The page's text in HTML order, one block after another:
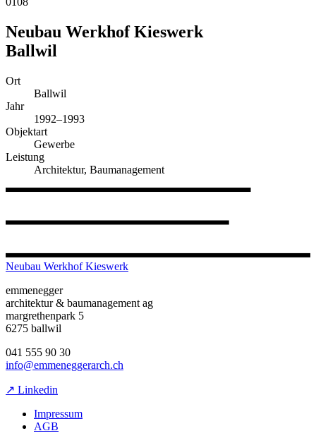
Neubau Werkhof Kieswerk
Ballwil
Ort
Ballwil
Jahr
1992–1993
Objektart
Gewerbe
Leistung
Architektur, Baumanagement
Neubau Werkhof Kieswerk
emmenegger
architektur & baumanagement ag
margrethenpark 5
6275 ballwil
041 555 90 30
info@emmeneggerarch.ch
↗ Linkedin
Impressum
AGB